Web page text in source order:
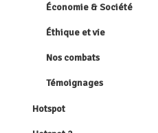
Économie & Société
Éthique et vie
Nos combats
Témoignages
Hotspot